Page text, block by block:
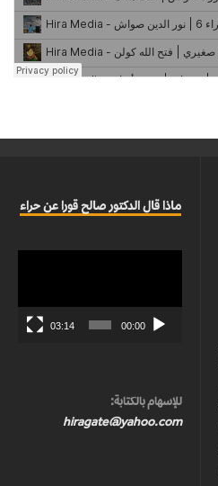
ماذا قال الدكتور صالح قورا عن حراء
00:00
03:14
للإسهام بالكتابة:
hiragate@yahoo.com